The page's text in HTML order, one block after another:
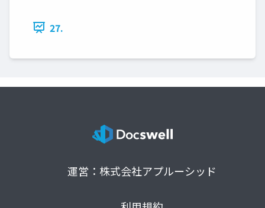
27.
運営：株式会社アプルーシッド